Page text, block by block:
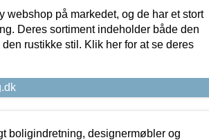
webshop på markedet, og de har et stort
Deres sortiment indeholder både den
rustikke stil. Klik her for at se deres
boligindretning, designermøbler og